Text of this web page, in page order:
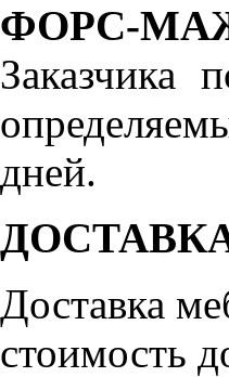
ФОРС-
Заказчика
дней.
Доставка
стоимость